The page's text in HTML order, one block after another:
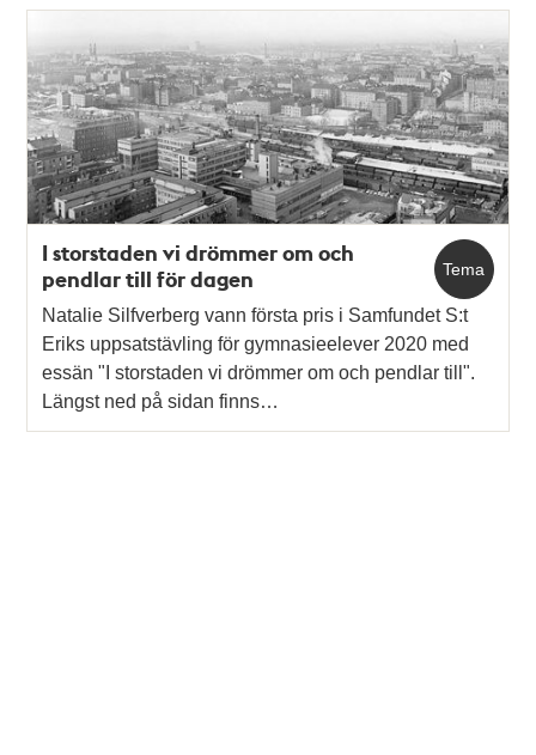
Tema
I storstaden vi drömmer om och
pendlar till för dagen
Natalie Silfverberg vann första pris i Samfundet S:t
Eriks uppsatstävling för gymnasieelever 2020 med
essän "I storstaden vi drömmer om och pendlar till".
Längst ned på sidan finns…